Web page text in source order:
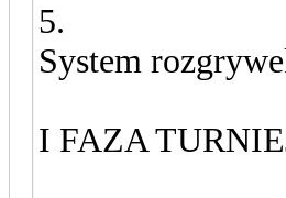
5.
System
I FAZA